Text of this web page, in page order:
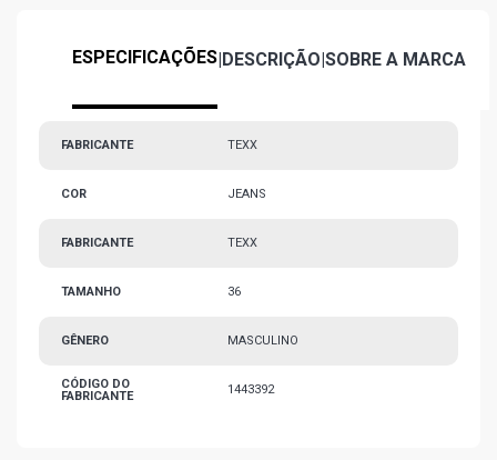
ESPECIFICAÇÕES|DESCRIÇÃO|SOBRE A MARCA
FABRICANTE TEXX
COR JEANS
FABRICANTE TEXX
TAMANHO 36
GÊNERO MASCULINO
CÓDIGO DO
FABRICANTE
1443392